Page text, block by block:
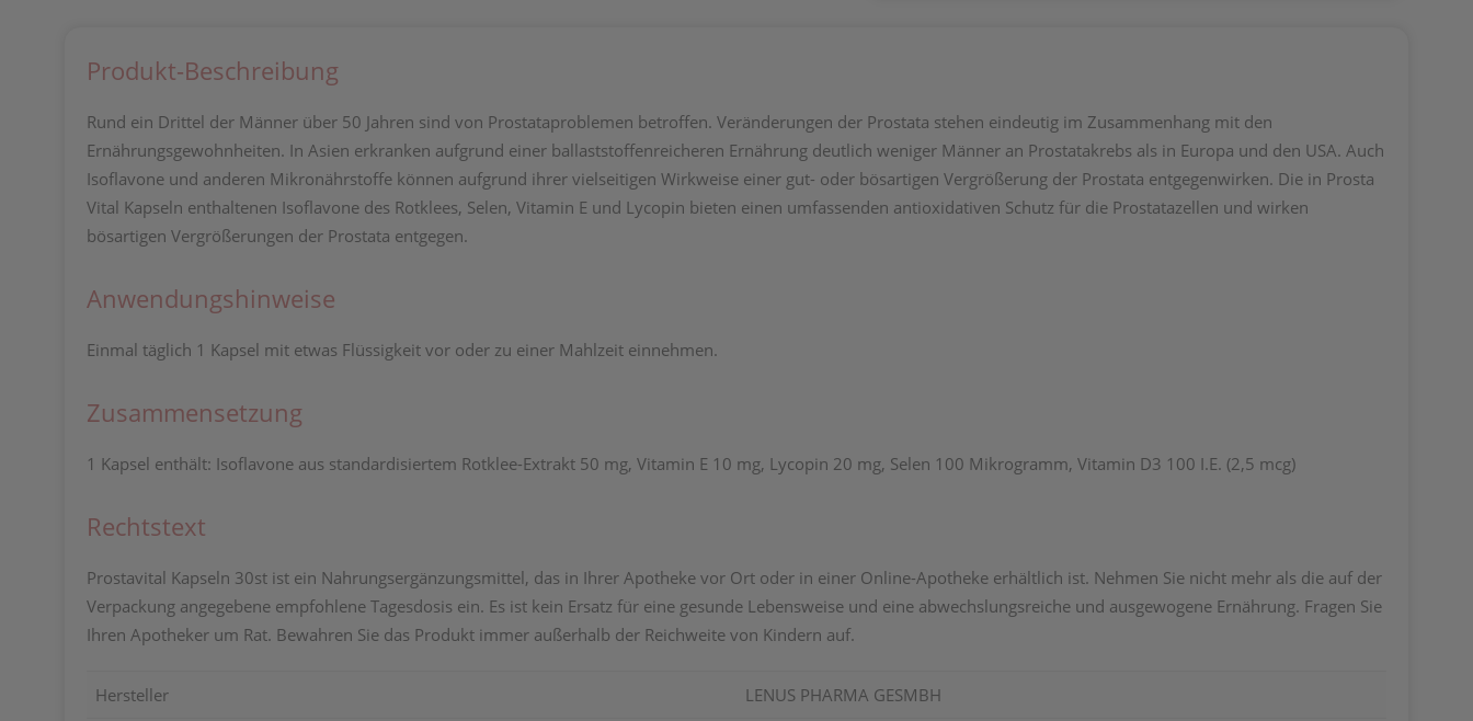
Produkt-Beschreibung
Rund ein Drittel der Männer über 50 Jahren sind von Prostataproblemen betroffen. Veränderungen der Prostata stehen eindeutig im Zusammenhang mit den
Ernährungsgewohnheiten. In Asien erkranken aufgrund einer ballaststoffenreicheren Ernährung deutlich weniger Männer an Prostatakrebs als in Europa und den USA. Auch
Isoflavone und anderen Mikronährstoffe können aufgrund ihrer vielseitigen Wirkweise einer gut- oder bösartigen Vergrößerung der Prostata entgegenwirken. Die in Prosta
Vital Kapseln enthaltenen Isoflavone des Rotklees, Selen, Vitamin E und Lycopin bieten einen umfassenden antioxidativen Schutz für die Prostatazellen und wirken
bösartigen Vergrößerungen der Prostata entgegen.
Anwendungshinweise
Einmal täglich 1 Kapsel mit etwas Flüssigkeit vor oder zu einer Mahlzeit einnehmen.
Zusammensetzung
1 Kapsel enthält: Isoflavone aus standardisiertem Rotklee-Extrakt 50 mg, Vitamin E 10 mg, Lycopin 20 mg, Selen 100 Mikrogramm, Vitamin D3 100 I.E. (2,5 mcg)
Rechtstext
Prostavital Kapseln 30st ist ein Nahrungsergänzungsmittel, das in Ihrer Apotheke vor Ort oder in einer Online-Apotheke erhältlich ist. Nehmen Sie nicht mehr als die auf der
Verpackung angegebene empfohlene Tagesdosis ein. Es ist kein Ersatz für eine gesunde Lebensweise und eine abwechslungsreiche und ausgewogene Ernährung. Fragen Sie
Ihren Apotheker um Rat. Bewahren Sie das Produkt immer außerhalb der Reichweite von Kindern auf.
Hersteller LENUS PHARMA GESMBH